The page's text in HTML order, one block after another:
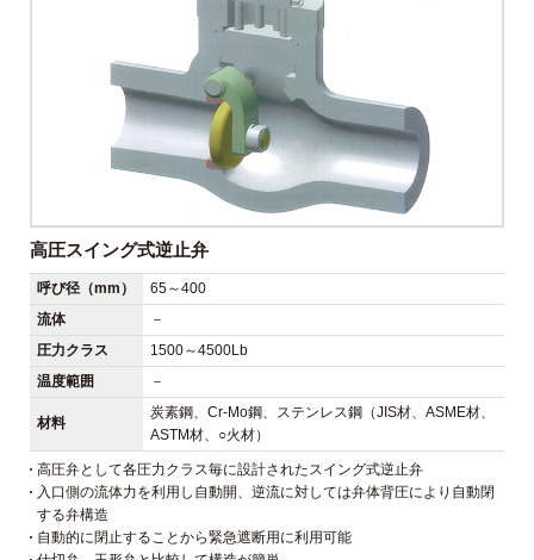
高圧スイング式逆止弁
呼び径（mm）
65～400
流体
－
圧力クラス
1500～4500Lb
温度範囲
－
材料
炭素鋼、Cr-Mo鋼、ステンレス鋼（JIS材、ASME材、
ASTM材、○火材）
高圧弁として各圧力クラス毎に設計されたスイング式逆止弁
入口側の流体力を利用し自動開、逆流に対しては弁体背圧により自動閉
する弁構造
自動的に閉止することから緊急遮断用に利用可能